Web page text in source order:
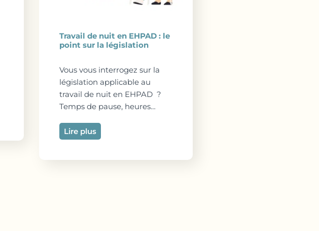
Travail de nuit en EHPAD : le
point sur la législation
Vous vous interrogez sur la
législation applicable au
travail de nuit en EHPAD ?
Temps de pause, heures…
Lire plus